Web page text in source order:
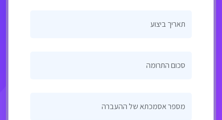
תאריך ביצוע
סכום התרומה
מספר אסמכתא של ההעברה